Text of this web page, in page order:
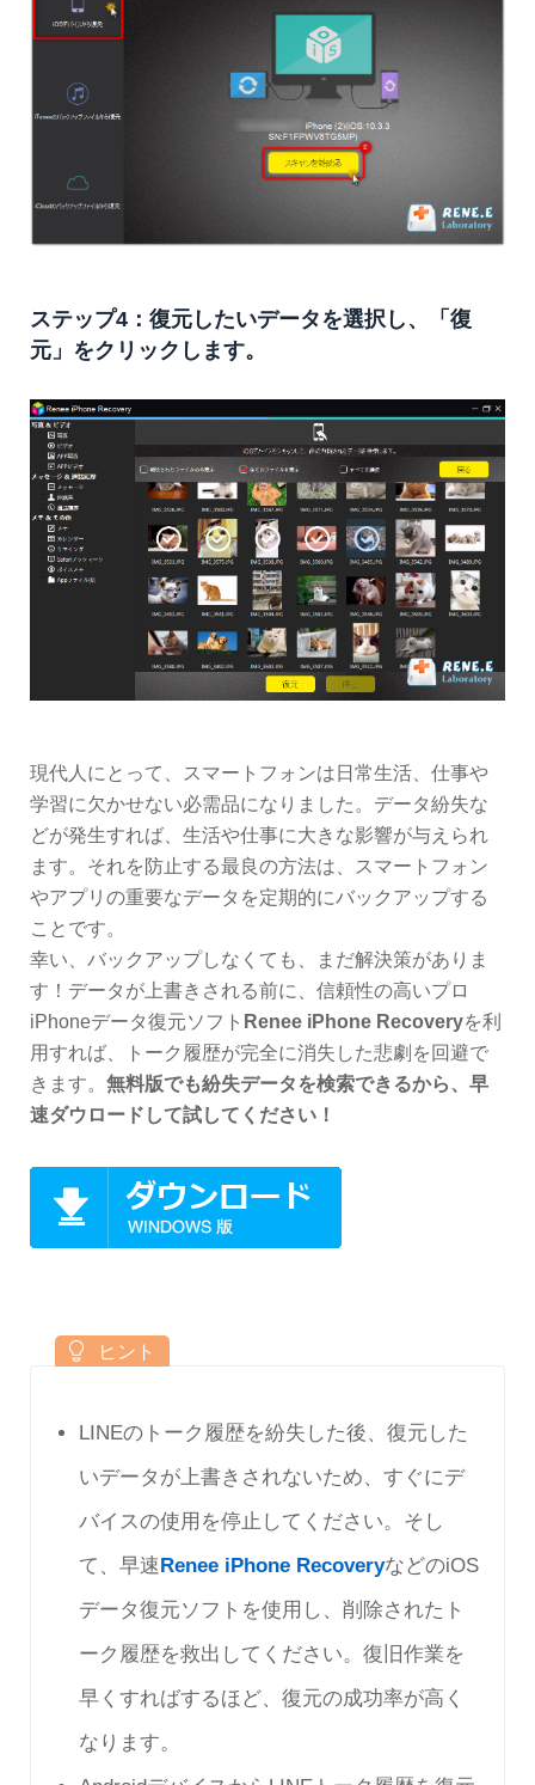
ステップ4：復元したいデータを選択し、「復
元」をクリックします。
現代人にとって、スマートフォンは日常生活、仕事や
学習に欠かせない必需品になりました。データ紛失な
どが発生すれば、生活や仕事に大きな影響が与えられ
ます。それを防止する最良の方法は、スマートフォン
やアプリの重要なデータを定期的にバックアップする
ことです。
幸い、バックアップしなくても、まだ解決策がありま
す！データが上書きされる前に、信頼性の高いプロ
iPhoneデータ復元ソフト Renee iPhone Recoveryを利
用すれば、トーク履歴が完全に消失した悲劇を回避で
きます。 無料版でも紛失データを検索できるから、早
速ダウロードして試してください！
LINEのトーク履歴を紛失した後、復元した
いデータが上書きされないため、すぐにデ
バイスの使用を停止してください。そし
て、早速Renee iPhone RecoveryなどのiOS
データ復元ソフトを使用し、削除されたト
ーク履歴を救出してください。復旧作業を
早くすればするほど、復元の成功率が高く
なります。